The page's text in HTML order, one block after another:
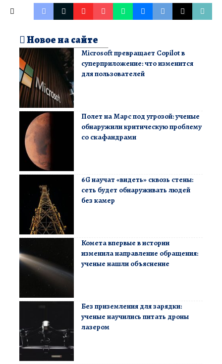
Новое на сайте
Microsoft превращает Copilot в
суперприложение: что изменится
для пользователей
Полет на Марс под угрозой: ученые
обнаружили критическую проблему
со скафандрами
6G научат «видеть» сквозь стены:
сеть будет обнаруживать людей
без камер
Комета впервые в истории
изменила направление обращения:
ученые нашли объяснение
Без приземления для зарядки:
ученые научились питать дроны
лазером